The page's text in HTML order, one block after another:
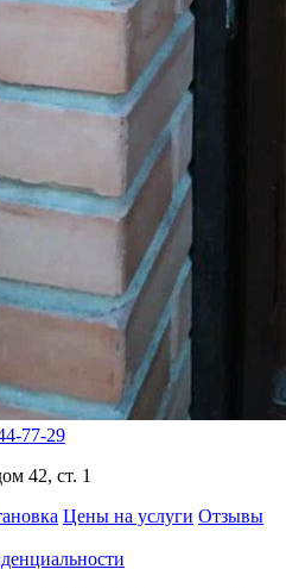
77-29
42, ст. 1
Цены на услуги Отзывы